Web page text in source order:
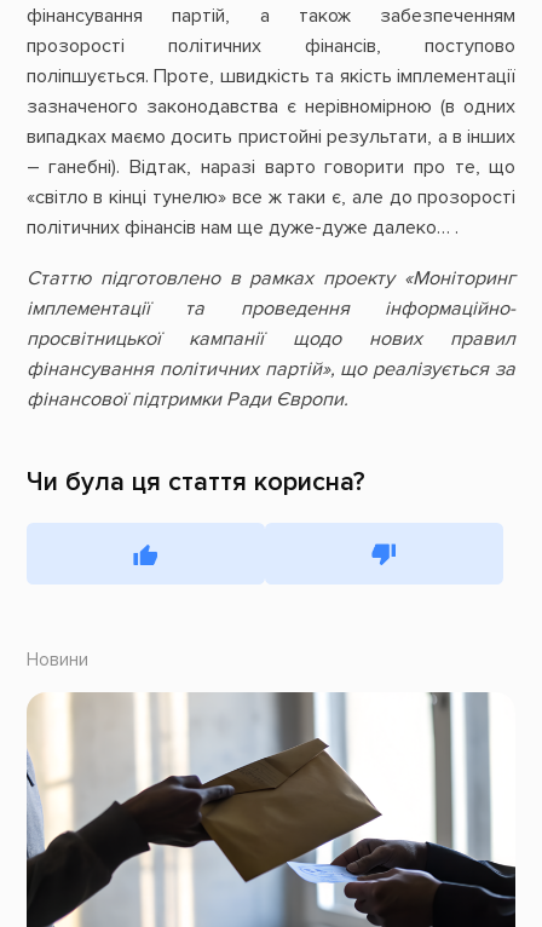
фінансування партій, а також забезпеченням
прозорості політичних фінансів, поступово
поліпшується. Проте, швидкість та якість імплементації
зазначеного законодавства є нерівномірною (в одних
випадках маємо досить пристойні результати, а в інших
– ганебні). Відтак, наразі варто говорити про те, що
«світло в кінці тунелю» все ж таки є, але до прозорості
політичних фінансів нам ще дуже-дуже далеко… .
Статтю підготовлено в рамках проекту «Моніторинг
імплементації та проведення інформаційно-
просвітницької кампанії щодо нових правил
фінансування політичних партій», що реалізується за
фінансової підтримки Ради Європи.
Чи була ця стаття корисна?
Новини